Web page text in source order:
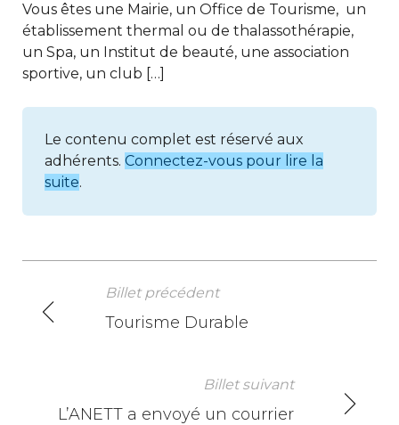
Vous êtes une Mairie, un Office de Tourisme, un
établissement thermal ou de thalassothérapie,
un Spa, un Institut de beauté, une association
sportive, un club […]
Le contenu complet est réservé aux
adhérents. Connectez-vous pour lire la
suite.
N
Billet précédent
Tourisme Durable
Billet suivant
L’ANETT a envoyé un courrier